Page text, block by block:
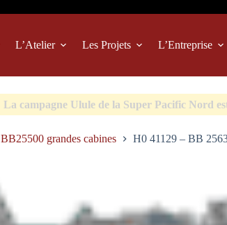
L’Atelier Les Projets L’Entreprise
La campagne Ulule de la Super Pacific Nord
BB25500 grandes cabines H0 41129 – BB